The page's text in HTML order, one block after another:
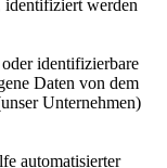
identifiziert werden
identifizierbare
Daten von dem
Unternehmen)
automatisierter